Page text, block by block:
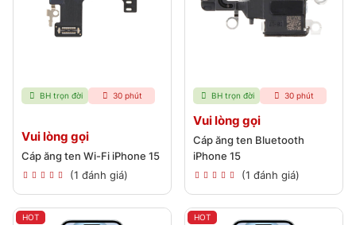
BH trọn đời 30 phút
Vui lòng gọi
Cáp ăng ten Wi-Fi iPhone 15
(1 đánh giá)
BH trọn đời 30 phút
Vui lòng gọi
Cáp ăng ten Bluetooth
iPhone 15
(1 đánh giá)
HOT HOT